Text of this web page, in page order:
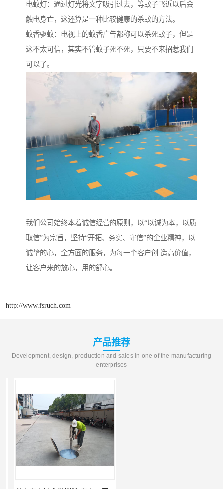
电蚊灯：通过灯光将文字吸引过去，等蚊子飞近以后会
触电身亡，这还算是一种比较健康的杀蚊的方法。
蚊香驱蚊：电视上的蚊香广告都称可以杀死蚊子，但是
这不太可信，其实不管蚊子死不死，只要不来招惹我们
可以了。
我们公司始终本着诚信经营的原则，以“以诚为本，以质
取信”为宗旨，坚持“开拓、务实、守信”的企业精神，以
诚挚的心，全方面的服务，为每一个客户创 造高价值，
让客户来的放心，用的舒心。
http://www.fsruch.com
产品推荐
Development, design, production and sales in one of the manufacturing
enterprises